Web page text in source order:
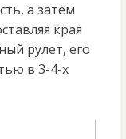
а затем
края
рулет, его
в 3-4-х